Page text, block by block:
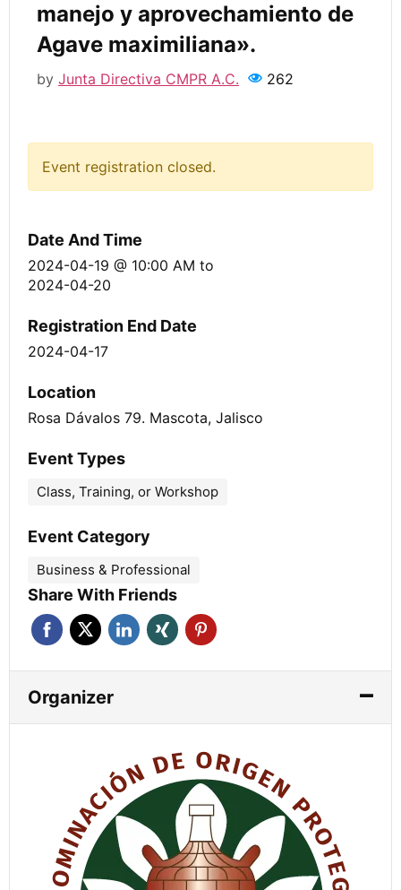
manejo y aprovechamiento de
Agave maximiliana».
by Junta Directiva CMPR A.C. 262
Event registration closed.
Date And Time
2024-04-19 @ 10:00 AM to
2024-04-20
Registration End Date
2024-04-17
Location
Rosa Dávalos 79. Mascota, Jalisco
Event Types
Class, Training, or Workshop
Event Category
Business & Professional
Share With Friends
Organizer